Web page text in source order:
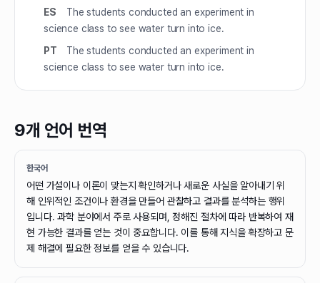
ES
The students conducted an experiment in
science class to see water turn into ice.
PT
The students conducted an experiment in
science class to see water turn into ice.
9개 언어 번역
한국어
어떤 가설이나 이론이 맞는지 확인하거나 새로운 사실을 알아내기 위
해 인위적인 조건이나 환경을 만들어 관찰하고 결과를 분석하는 행위
입니다. 과학 분야에서 주로 사용되며, 정해진 절차에 따라 반복하여 재
현 가능한 결과를 얻는 것이 중요합니다. 이를 통해 지식을 확장하고 문
제 해결에 필요한 정보를 얻을 수 있습니다.